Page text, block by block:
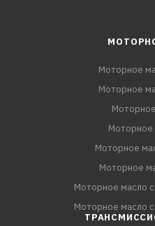
Моторное
Моторное
Моторное
Моторное
Моторное
Моторное масло
Моторное масло